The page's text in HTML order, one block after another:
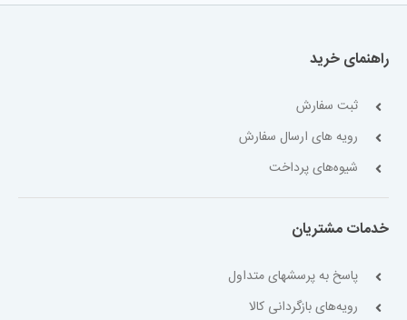
راهنمای خرید
ثبت سفارش
رویه های ارسال سفارش
شیوه‌های پرداخت
خدمات مشتریان
پاسخ به پرسشهای متداول
رویه‌های بازگردانی کالا